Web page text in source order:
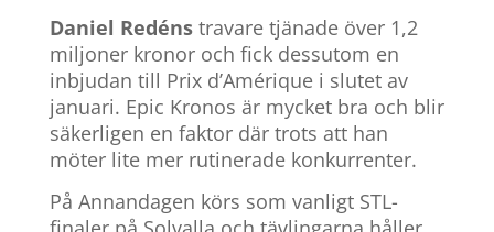
Daniel Redénstravare tjänade över 1,2
miljoner kronor och fick dessutom en
inbjudan till Prix d’Amérique i slutet av
januari. Epic Kronos är mycket bra och blir
säkerligen en faktor där trots att han
möter lite mer rutinerade konkurrenter.
På Annandagen körs som vanligt STL-